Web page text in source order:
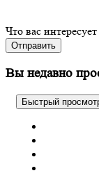
Что вас интересует
Отправить
Вы недавно
Быстрый